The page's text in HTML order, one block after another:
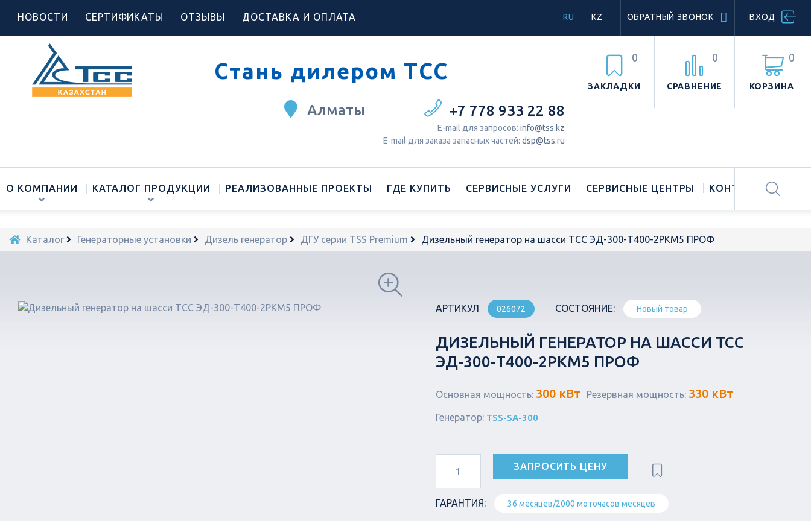
НОВОСТИ СЕРТИФИКАТЫ ОТЗЫВЫ ДОСТАВКА И ОПЛАТА ВХОД
ОБРАТНЫЙ ЗВОНОК
RU KZ
Стань дилером ТСС
КОРЗИНА
0
ЗАКЛАДКИ
0
СРАВНЕНИЕ
0
+7 778 933 22 88
Е-mail для запросов: info@tss.kz
Е-mail для заказа запасных частей: dsp@tss.ru
Алматы
О КОМПАНИИ КАТАЛОГ ПРОДУКЦИИ РЕАЛИЗОВАННЫЕ ПРОЕКТЫ ГДЕ КУПИТЬ СЕРВИСНЫЕ УСЛУГИ СЕРВИСНЫЕ ЦЕНТРЫ КОНТАКТЫ
Каталог Генераторные установки Дизель генератор ДГУ серии TSS Premium Дизельный генератор на шасси ТСС ЭД-300-Т400-2РКМ5 ПРОФ
АРТИКУЛ 026072 СОСТОЯНИЕ: Новый товар
ДИЗЕЛЬНЫЙ ГЕНЕРАТОР НА ШАССИ ТСС
ЭД-300-Т400-2РКМ5 ПРОФ
Основная мощность: 300 кВт Резервная мощность: 330 кВт
Генератор: TSS-SA-300
ЗАПРОСИТЬ ЦЕНУ
ГАРАНТИЯ: 36 месяцев/2000 моточасов месяцев